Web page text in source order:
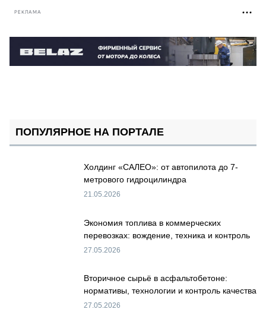
РЕКЛАМА
ПОПУЛЯРНОЕ НА ПОРТАЛЕ
Холдинг «САЛЕО»: от автопилота до 7-
метрового гидроцилиндра
21.05.2026
Экономия топлива в коммерческих
перевозках: вождение, техника и контроль
27.05.2026
Вторичное сырьё в асфальтобетоне:
нормативы, технологии и контроль качества
27.05.2026